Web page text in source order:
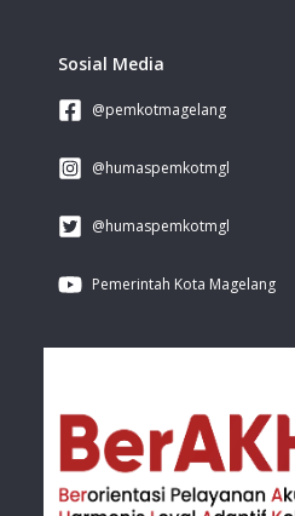
Sosial Media
@pemkotmagelang
@humaspemkotmgl
@humaspemkotmgl
Pemerintah Kota Magelang